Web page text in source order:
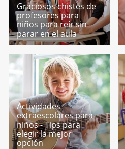
Graciosos chistes de
profesores para
niños para reír sin
parar en el aula
Actividades
extraescolares para
niños - Tips para
elegir la mejor
opción